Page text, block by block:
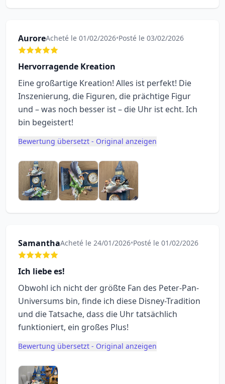
AuroreAcheté le 01/02/2026•Posté le 03/02/2026
Hervorragende Kreation
Eine großartige Kreation! Alles ist perfekt! Die
Inszenierung, die Figuren, die prächtige Figur
und – was noch besser ist – die Uhr ist echt. Ich
bin begeistert!
Bewertung übersetzt - Original anzeigen
SamanthaAcheté le 24/01/2026•Posté le 01/02/2026
Ich liebe es!
Obwohl ich nicht der größte Fan des Peter-Pan-
Universums bin, finde ich diese Disney-Tradition
und die Tatsache, dass die Uhr tatsächlich
funktioniert, ein großes Plus!
Bewertung übersetzt - Original anzeigen